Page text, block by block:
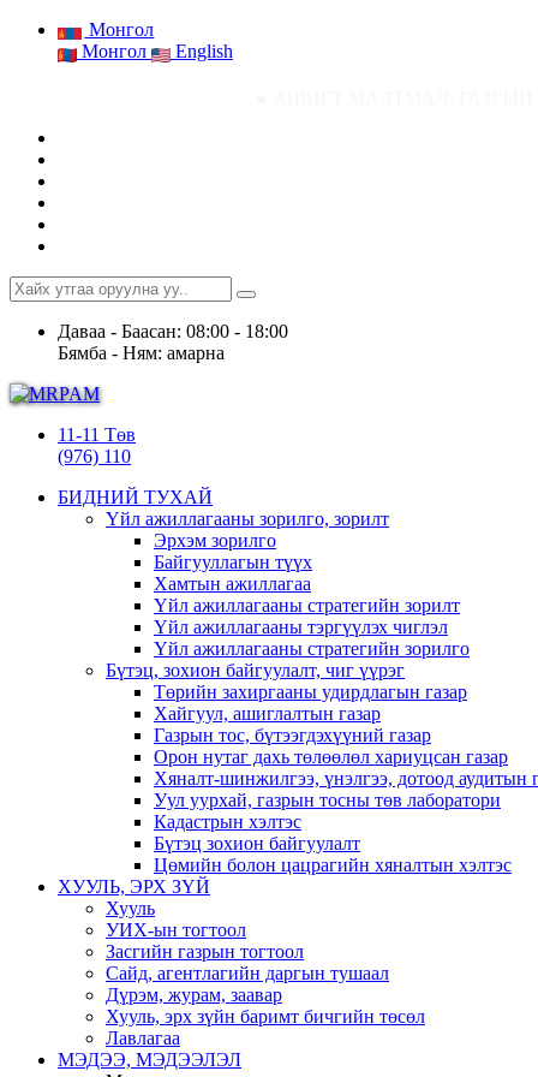
Монгол
Монгол
English
Даваа - Баасан: 08:00 - 18:00
Бямба - Ням: амарна
11-11 Төв
(976) 110
БИДНИЙ ТУХАЙ
Үйл ажиллагааны зорилго, зорилт
Эрхэм зорилго
Байгууллагын түүх
Хамтын ажиллагаа
Үйл ажиллагааны стратегийн зорилт
Үйл ажиллагааны тэргүүлэх чиглэл
Үйл ажиллагааны стратегийн зорилго
Бүтэц, зохион байгуулалт, чиг үүрэг
Төрийн захиргааны удирдлагын газар
Хайгуул, ашиглалтын газар
Газрын тос, бүтээгдэхүүний газар
Орон нутаг дахь төлөөлөл хариуцсан газар
Хяналт-шинжилгээ, үнэлгээ, дотоод аудитын
Уул уурхай, газрын тосны төв лаборатори
Кадастрын хэлтэс
Бүтэц зохион байгуулалт
Цөмийн болон цацрагийн хяналтын хэлтэс
ХУУЛЬ, ЭРХ ЗҮЙ
Хууль
УИХ-ын тогтоол
Засгийн газрын тогтоол
Сайд, агентлагийн даргын тушаал
Дүрэм, журам, заавар
Хууль, эрх зүйн баримт бичгийн төсөл
Лавлагаа
МЭДЭЭ, МЭДЭЭЛЭЛ